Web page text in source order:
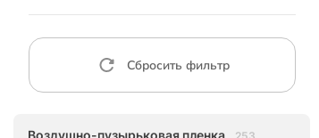
Сбросить фильтр
Воздушно-пузырьковая пленка